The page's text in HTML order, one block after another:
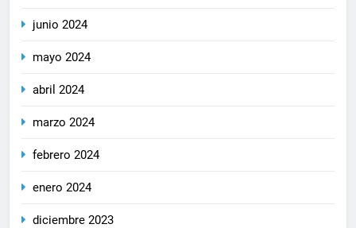
junio 2024
mayo 2024
abril 2024
marzo 2024
febrero 2024
enero 2024
diciembre 2023